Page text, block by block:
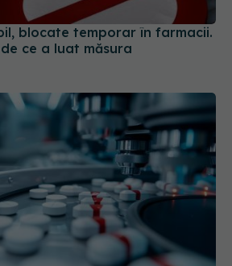
blocate temporar în farmacii.
ce a luat măsura
avea acces mai rapid la